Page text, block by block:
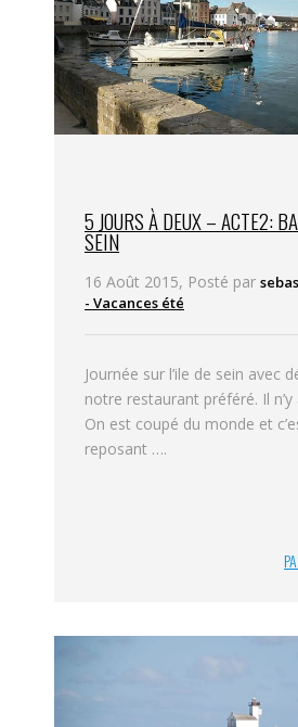
5 JOURS À DEUX – ACTE2:
SEIN
16 Août 2015, Posté par
- Vacances été
Journée sur l’ile de sein avec
notre restaurant préféré. Il n’y
On est coupé du monde et
reposant ….